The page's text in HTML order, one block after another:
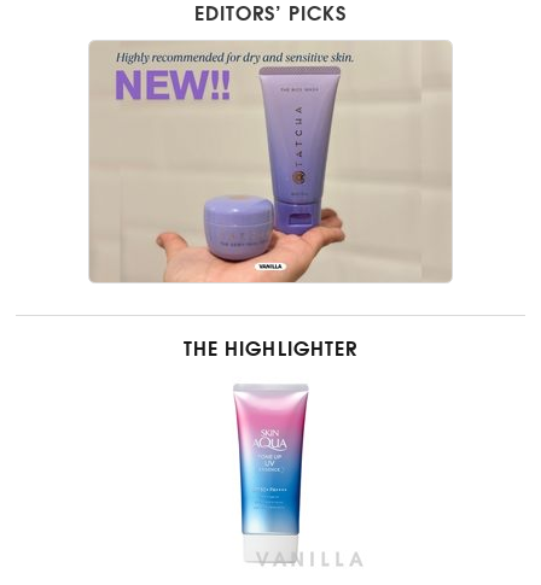
EDITORS’ PICKS
THE HIGHLIGHTER